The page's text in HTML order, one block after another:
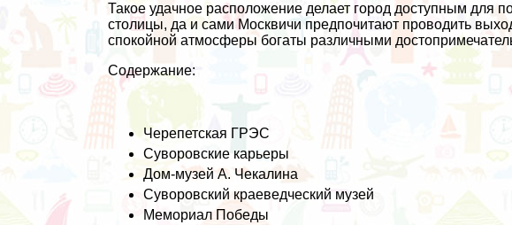
Такое удачное расположение делает город доступным для
столицы, да и сами Москвичи предпочитают проводить
спокойной атмосферы богаты различными
Содержание:
Черепетская ГРЭС
Суворовские карьеры
Дом-музей А. Чекалина
Суворовский краеведческий музей
Мемориал Победы